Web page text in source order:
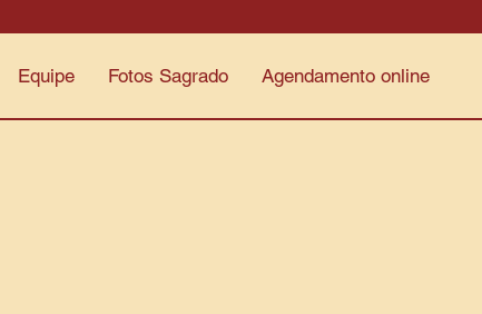
Equipe Fotos Sagrado Agendamento online